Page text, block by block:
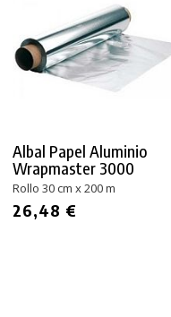
Albal Papel Aluminio
Wrapmaster 3000
Rollo 30 cm x 200 m
26,48 €